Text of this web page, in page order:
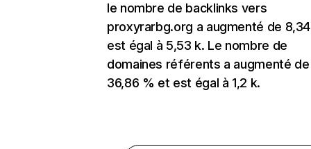
le nombre de backlinks vers
proxyrarbg.org a augmenté de
est égal à 5,53 k. Le nombre de
domaines référents a augmenté de
36,86 % et est égal à 1,2 k.